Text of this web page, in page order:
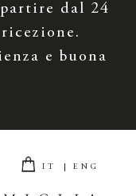
dal 24
e buona
IT ENG